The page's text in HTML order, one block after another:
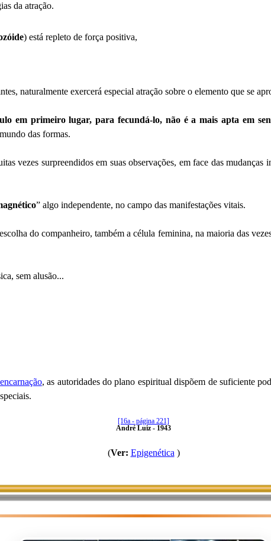
da atração.
) está repleto de força positiva,
naturalmente exercerá especial atração sobre o elemento que se
em primeiro lugar, para fecundá-lo, não é a mais apta em
das formas.
vezes surpreendidos em suas observações, em face das mudanças
” algo independente, no campo das manifestações vitais.
do companheiro, também a célula feminina, na maioria das
sem alusão...
, as autoridades do plano espiritual dispõem de suficiente
[16a - página 221]
André Luiz - 1943
(Ver: Epigenética )